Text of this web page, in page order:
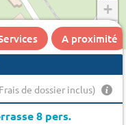
+
−
A proximité
de dossier inclus)
8 pers.